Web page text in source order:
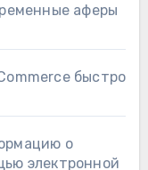
аферы
быстро
о
электронной